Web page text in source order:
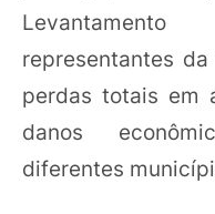
representantes
perdas totais em
danos
diferentes